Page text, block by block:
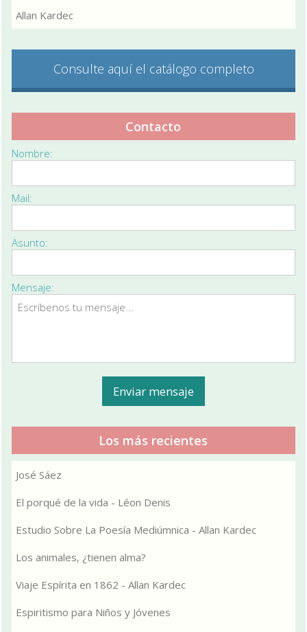
Allan Kardec
Consulte aquí el catálogo completo
Contacto
Nombre:
Mail:
Asunto:
Mensaje:
Los más recientes
José Sáez
El porqué de la vida - Léon Denis
Estudio Sobre La Poesía Mediúmnica - Allan Kardec
Los animales, ¿tienen alma?
Viaje Espírita en 1862 - Allan Kardec
Espiritismo para Niños y Jóvenes